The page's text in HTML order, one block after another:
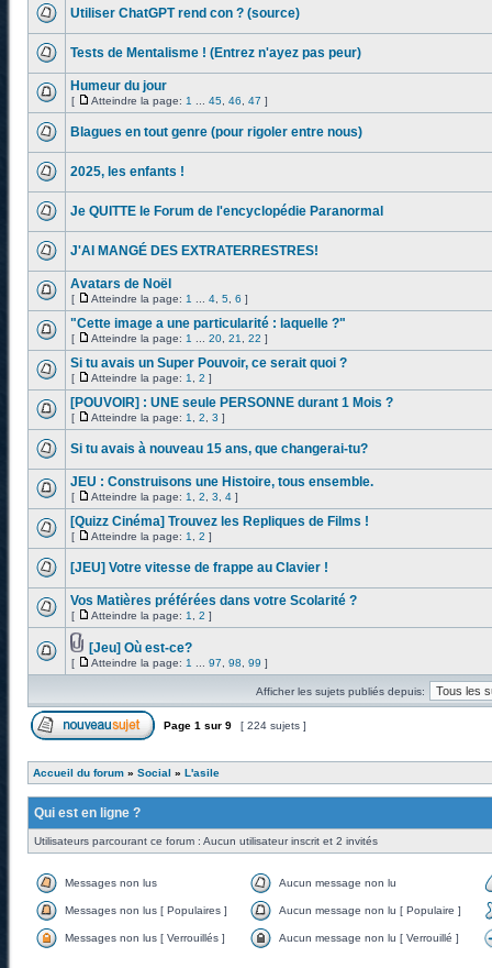
Utiliser ChatGPT rend con ? (source)
Tests de Mentalisme ! (Entrez n'ayez pas peur)
Humeur du jour
[ Atteindre la page: 1 45 46 47 ]
Blagues en tout genre (pour rigoler entre nous)
2025, les enfants !
Je QUITTE le Forum de l'encyclopédie Paranormal
J'AI MANGÉ DES EXTRATERRESTRES!
Avatars de Noël
[ Atteindre la page: 1 4 5 6 ]
"Cette image a une particularité : laquelle ?"
[ Atteindre la page: 1 20 21 22 ]
Si tu avais un Super Pouvoir, ce serait quoi ?
[ Atteindre la page: 1 2 ]
[POUVOIR] : UNE seule PERSONNE durant 1 Mois ?
[ Atteindre la page: 1 2 3 ]
Si tu avais à nouveau 15 ans, que changerai-tu?
JEU : Construisons une Histoire, tous ensemble.
[ Atteindre la page: 1 2 3 4 ]
[Quizz Cinéma] Trouvez les Repliques de Films !
[ Atteindre la page: 1 2 ]
[JEU] Votre vitesse de frappe au Clavier !
Vos Matières préférées dans votre Scolarité ?
[ Atteindre la page: 1 2 ]
[Jeu] Où est-ce?
[ Atteindre la page: 1 97 98 99 ]
Afficher les sujets publiés depuis:
Page 1 sur 9 [ 224 sujets ]
Accueil du forum » Social » L'asile
Qui est en ligne ?
Utilisateurs parcourant ce forum : Aucun utilisateur inscrit et 2 invités
Messages non lus Aucun message non lu
Messages non lus [ Populaires ] Aucun message non lu [ Populaire ]
Messages non lus [ Verrouillés ] Aucun message non lu [ Verrouillé ]